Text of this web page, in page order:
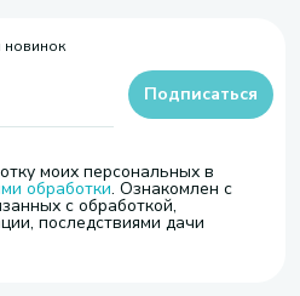
новинок
моих персональных в
обработки. Ознакомлен с
с обработкой,
последствиями дачи
Подписаться